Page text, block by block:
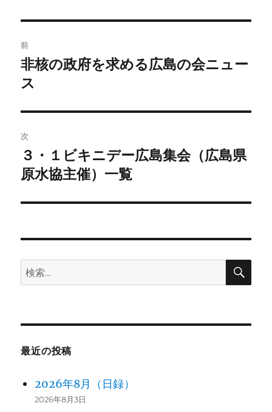
稿
ナ
ビ
ゲ
ー
シ
ン
前
前
の
稿:
非核の政府を求める広島の会ニュー
ス
次
次
の
稿:
３・１ビキニデー広島集会（広島県
原水協主催）一覧
検
索:
検
最近の投稿
2026年8月（日録）
2026年8月3日